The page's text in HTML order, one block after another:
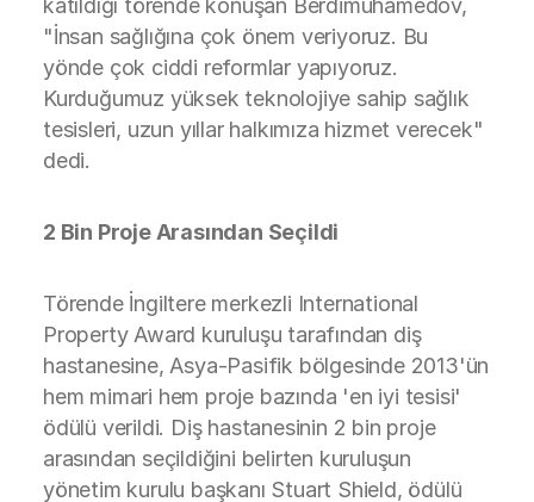
katıldığı törende konuşan Berdimuhamedov,
"İnsan sağlığına çok önem veriyoruz. Bu
yönde çok ciddi reformlar yapıyoruz.
Kurduğumuz yüksek teknolojiye sahip sağlık
tesisleri, uzun yıllar halkımıza hizmet verecek"
dedi.
2 Bin Proje Arasından Seçildi
Törende İngiltere merkezli International
Property Award kuruluşu tarafından diş
hastanesine, Asya-Pasifik bölgesinde 2013'ün
hem mimari hem proje bazında 'en iyi tesisi'
ödülü verildi. Diş hastanesinin 2 bin proje
arasından seçildiğini belirten kuruluşun
yönetim kurulu başkanı Stuart Shield, ödülü